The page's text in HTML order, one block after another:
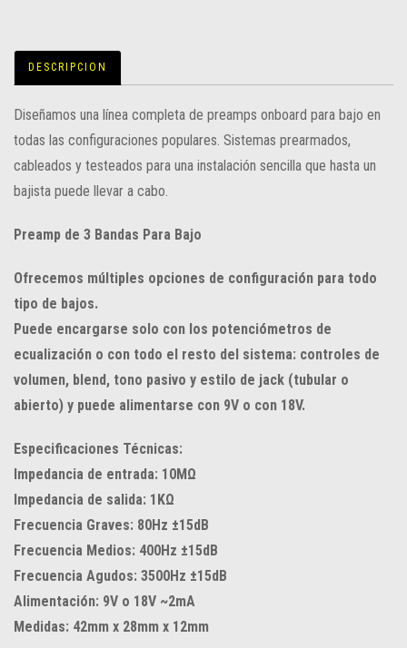
DESCRIPCION
Diseñamos una línea completa de preamps onboard para bajo en
todas las configuraciones populares. Sistemas prearmados,
cableados y testeados para una instalación sencilla que hasta un
bajista puede llevar a cabo.
Preamp de 3 Bandas Para Bajo
Ofrecemos múltiples opciones de configuración para todo
tipo de bajos.
Puede encargarse solo con los potenciómetros de
ecualización o con todo el resto del sistema: controles de
volumen, blend, tono pasivo y estilo de jack (tubular o
abierto) y puede alimentarse con 9V o con 18V.
Especificaciones Técnicas:
Impedancia de entrada: 10MΩ
Impedancia de salida: 1KΩ
Frecuencia Graves: 80Hz ±15dB
Frecuencia Medios: 400Hz ±15dB
Frecuencia Agudos: 3500Hz ±15dB
Alimentación: 9V o 18V ~2mA
Medidas: 42mm x 28mm x 12mm